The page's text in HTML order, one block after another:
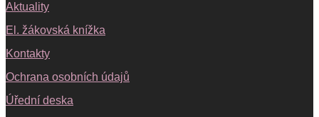
Aktuality
El. žákovská knížka
Kontakty
Ochrana osobních údajů
Úřední deska